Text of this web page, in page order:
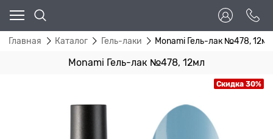
Главная Каталог Гель-лаки Monami Гель-лак №478, 12мл
Monami Гель-лак №478, 12мл
Скидка 30%